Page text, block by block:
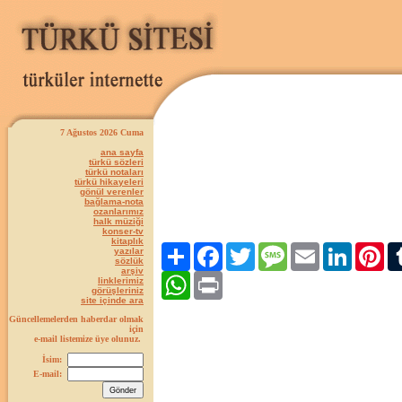
7 Ağustos 2026 Cuma
ana sayfa
türkü sözleri
türkü notaları
türkü hikayeleri
gönül verenler
bağlama-nota
ozanlarımız
halk müziği
konser-tv
kitaplık
yazılar
sözlük
arşiv
linklerimiz
görüşleriniz
site içinde ara
Güncellemelerden haberdar olmak
için
e-mail listemize üye olunuz.
İsim:
E-mail:
Paylaş FacebookTwitter Message Email LinkedIn
WhatsApp